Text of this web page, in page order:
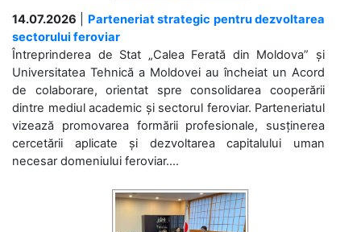
14.07.2026
Parteneriat strategic pentru dezvoltarea
sectorului feroviar
Întreprinderea de Stat „Calea Ferată din Moldova” și
Universitatea Tehnică a Moldovei au încheiat un Acord
de colaborare, orientat spre consolidarea cooperării
dintre mediul academic și sectorul feroviar. Parteneriatul
vizează promovarea formării profesionale, susținerea
cercetării aplicate și dezvoltarea capitalului uman
necesar domeniului feroviar....